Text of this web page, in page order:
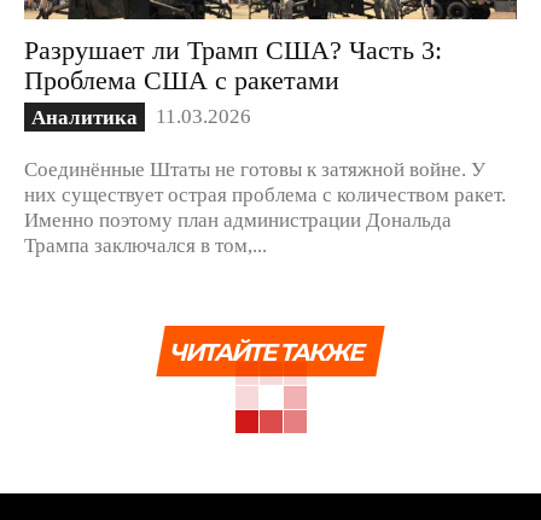
Разрушает ли Трамп США? Часть 3:
Проблема США с ракетами
Аналитика 11.03.2026
Соединённые Штаты не готовы к затяжной войне. У
них существует острая проблема с количеством ракет.
Именно поэтому план администрации Дональда
Трампа заключался в том,...
ЧИТАЙТЕ ТАКЖЕ